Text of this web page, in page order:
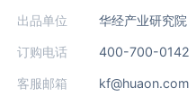
出品单位 华经产业研究院
订购电话 400-700-
客服邮箱 kf@huaon.com